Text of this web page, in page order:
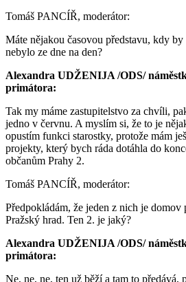
Tomáš PANCÍŘ, moderátor:
Máte nějakou časovou představu, kdy
nebylo ze dne na den?
Alexandra UDŽENIJA /ODS/
primátora:
Tak my máme zastupitelstvo za chvíli,
jedno v červnu. A myslím si, že to je
opustím funkci starostky, protože mám
projekty, který bych ráda dotáhla do
občanům Prahy 2.
Tomáš PANCÍŘ, moderátor:
Předpokládám, že jeden z nich je domov
Pražský hrad. Ten 2. je jaký?
Alexandra UDŽENIJA /ODS/
primátora:
Ne, ne, ne, ten už běží a tam to předává,